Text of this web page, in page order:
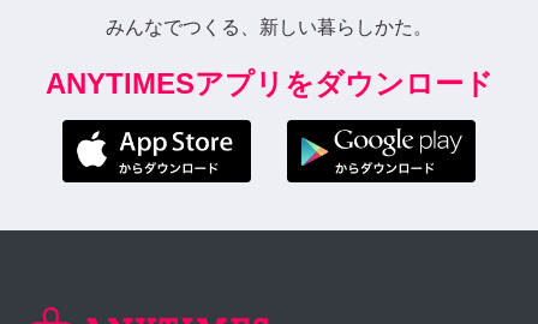
みんなでつくる、新しい暮らしかた。
ANYTIMESアプリをダウンロード